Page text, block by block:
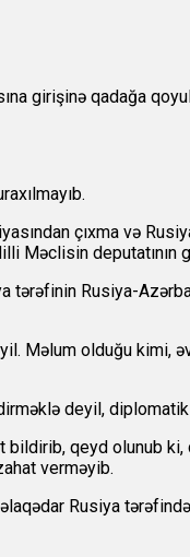
girişinə qadağa
çıxma və
Məclisin
tərəfinin Rusiya-
Məlum olduğu kimi,
deyil,
qeyd olunub
verməyib.
Rusiya